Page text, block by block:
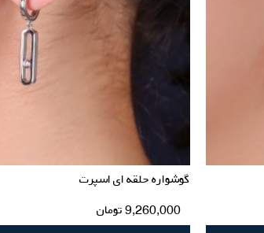
گوشواره حلقه ای اسپرت
9,260,000تومان